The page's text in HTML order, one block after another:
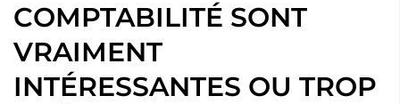
COMPTABILITÉ SONT
VRAIMENT
INTÉRESSANTES OU TROP